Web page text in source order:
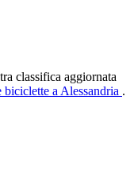
classifica aggiornata
a Alessandria .